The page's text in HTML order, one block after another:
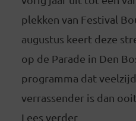
plekken van Festival
augustus keert deze
op de Parade in Den
programma dat
verrassender is dan
Lees verder